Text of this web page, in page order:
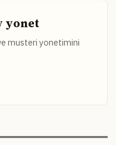
yonet
musteri yonetimini